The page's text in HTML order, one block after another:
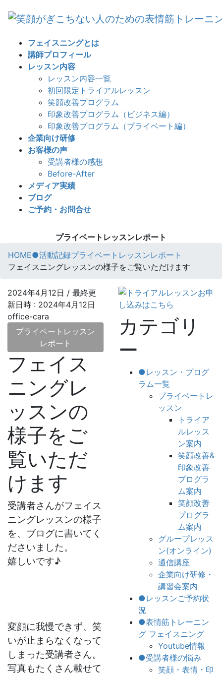
フェイスニングとは
講師プロフィール
レッスン内容
レッスン内容一覧
初回限定トライアルレッスン
笑顔改善プログラム
印象改善プログラム（ビジネス編）
印象改善プログラム（プライベート編）
企業向け研修
お客様の声
受講者様の感想
Before-After
メディア実績
ブログ
ご予約・お問合せ
プライベートレッスンレポート
HOME●活動記録プライベートレッスンレポート
フェイスニングレッスンの様子をご覧いただけます
2024年4月12日 / 最終更
新日時 : 2024年4月12日
office-cara
プライベートレッスン
レポート
フェイス
ニングレ
ッスンの
様子をご
覧いただ
けます
受講者さんがフェイス
ニングレッスンの様子
を、ブログに書いてく
ださいました。
嬉しいです♪
変顔に我慢できず、笑
いが止まらなくなって
しまった受講者さん。
写真もたくさん載せて
カテゴリ
ー
●レッスン・プログ
ラム一覧
プライベートレ
ッスン
トライア
ルレッス
ン案内
笑顔改善&
印象改善
プログラ
ム案内
笑顔改善
プログラ
ム案内
グループレッス
ン(オンライン)
通信講座
企業向け研修・
講習会案内
●レッスンご予約状
況
●表情筋トレーニン
グ フェイスニング
Youtube情報
●受講者様の悩み
笑顔・表情・印